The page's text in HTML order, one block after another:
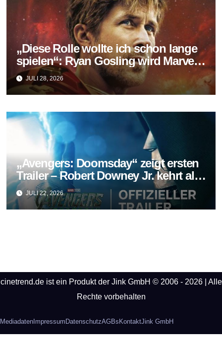
„Diese Rolle wollte ich schon lange
spielen“: Ryan Gosling wird Marvels
neuer Ghost Rider
JULI 28, 2026
„Avengers: Doomsday“ zeigt ersten
Trailer – Robert Downey Jr. kehrt als
Doctor Doom zurück
JULI 22, 2026
cinetrend.de ist ein Produkt der Jink GmbH © 2006 - 2026 | Alle
Rechte vorbehalten
Mediadaten Impressum DatenschutzAGBs KontaktJink GmbH